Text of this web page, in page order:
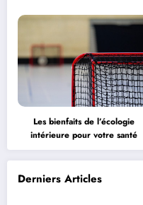
Les bienfaits de l’écologie
intérieure pour votre santé
Derniers Articles